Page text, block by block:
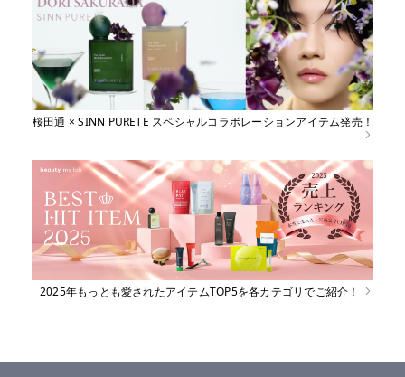
桜田通 × SINN PURETE スペシャルコラボレーションアイテム発売！
2025年もっとも愛されたアイテムTOP5を各カテゴリでご紹介！